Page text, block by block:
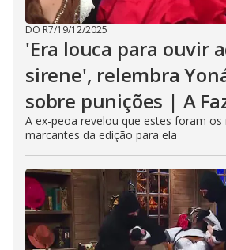
DO R7/19/12/2025
'Era louca para ouvir
sirene', relembra
sobre punições | A
A ex-peoa revelou que estes foram
marcantes da edição para ela